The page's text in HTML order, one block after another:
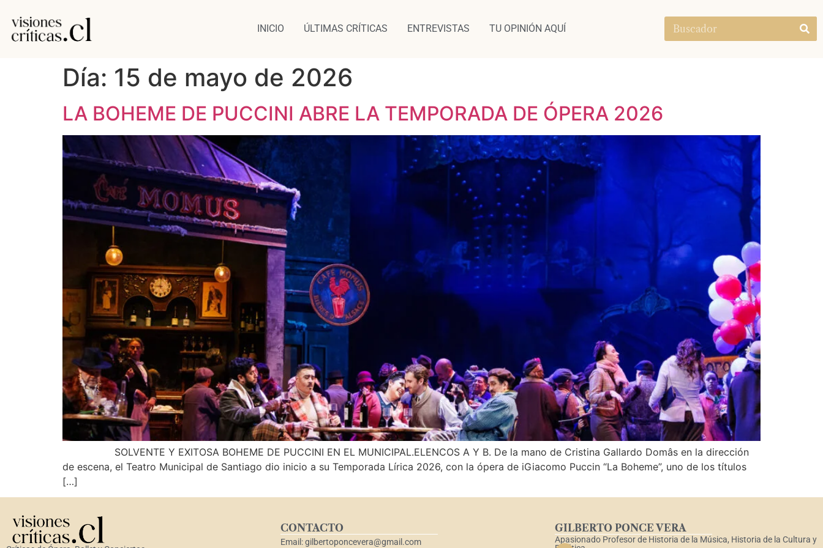
INICIO ÚLTIMAS CRÍTICAS ENTREVISTAS TU OPINIÓN AQUÍ
Día: 15 de mayo de 2026
LA BOHEME DE PUCCINI ABRE LA TEMPORADA DE ÓPERA 2026
SOLVENTE Y EXITOSA BOHEME DE PUCCINI EN EL MUNICIPAL.ELENCOS A Y B. De la mano de Cristina Gallardo Domâs en la dirección
de escena, el Teatro Municipal de Santiago dio inicio a su Temporada Lírica 2026, con la ópera de iGiacomo Puccin “La Boheme”, uno de los títulos
[…]
CONTACTO
Email: gilbertoponcevera@gmail.com
GILBERTO PONCE VERA
Apasionado Profesor de Historia de la Música, Historia de la Cultura y